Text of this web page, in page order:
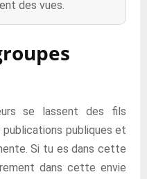
des vues.
se lassent des fils
publiques et
Si tu es dans cette
dans cette envie